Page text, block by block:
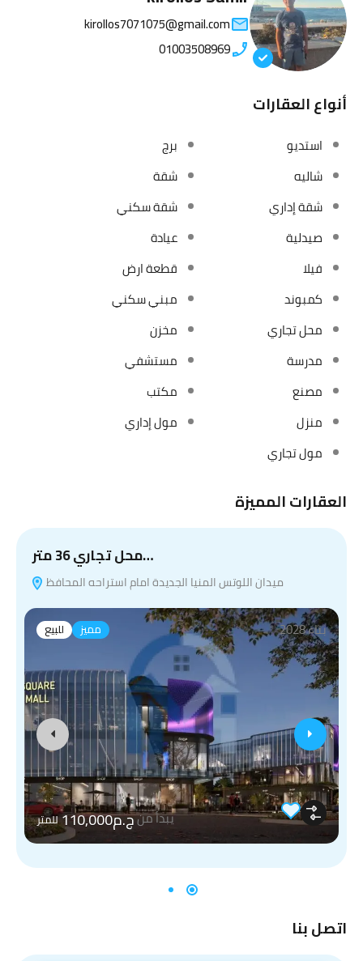
kirollos7071075@gmail.com
01003508969
أنواع العقارات
استديو
برج
شاليه
شقة
شقة إداري
شقة سكني
صيدلية
عيادة
فيلا
قطعة ارض
كمبوند
مبني سكني
محل تجاري
مخزن
مدرسة
مستشفي
مصنع
مكتب
منزل
مول إداري
مول تجاري
العقارات المميزة
محل تجاري 36 متر…
ميدان اللوتس المنيا الجديدة امام استراحه المحافظ
للبيع مميز بناء 2028
يبدأ منج.م110,000 للمتر
اتصل بنا